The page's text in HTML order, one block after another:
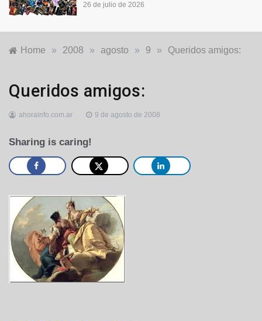
26 de julio de 2026
Home » 2008 » agosto » 9 » Queridos amigos:
Opinión
Queridos amigos:
ahorainfo.com.ar 9 de agosto de 2008
Sharing is caring!